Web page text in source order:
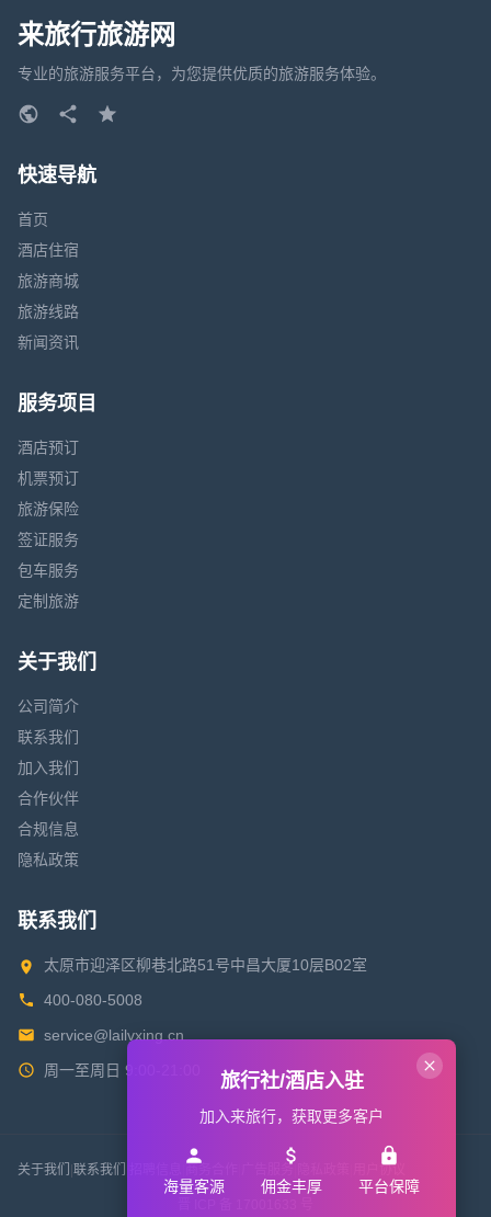
来旅行旅游网
专业的旅游服务平台，为您提供优质的旅游服务体验。
快速导航
首页
酒店住宿
旅游商城
旅游线路
新闻资讯
服务项目
酒店预订
机票预订
旅游保险
签证服务
包车服务
定制旅游
关于我们
公司简介
联系我们
加入我们
合作伙伴
合规信息
隐私政策
联系我们
太原市迎泽区柳巷北路51号中昌大厦10层B02室
400-080-5008
service@lailvxing.cn
周一至周日 9:00-21:00
关于我们 联系我们 用户协议
旅行社/酒店入驻
加入来旅行，获取更多客户
海量客源 佣金丰厚 平台保障